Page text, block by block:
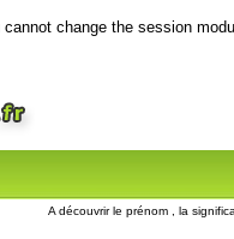
change the session
A découvrir le prénom , la